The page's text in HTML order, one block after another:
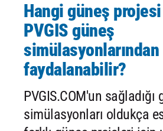
Hangi güneş
PVGIS güneş
simülasyonlarından
faydalanabilir?
PVGIS.COM'un
simülasyonları oldukça